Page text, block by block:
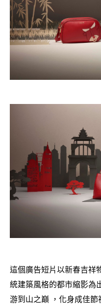
這個廣告短片以新春吉祥
統建築風格的都市縮影為
游到山之巔 ， 化身成佳節